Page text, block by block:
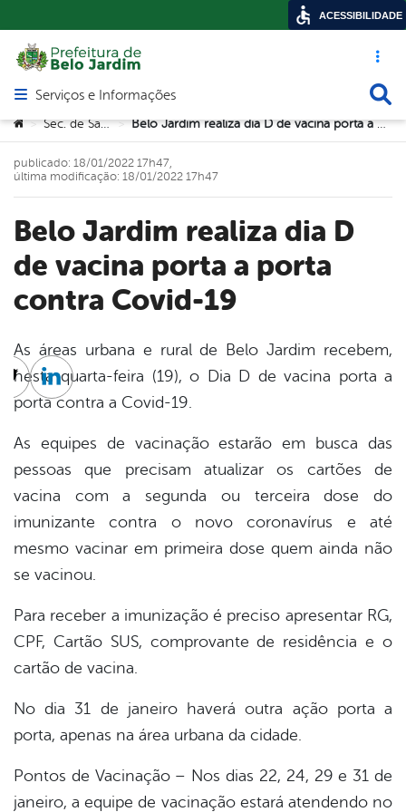
Acesso
Abrir menu principal de navegação
Serviços e Informações
Você está aqui:
> Sec. de Saúde > Belo Jardim realiza dia D de vacina porta a porta contra Covid-19
Belo Jardim realiza dia D
de vacina porta a porta
contra Covid-19
publicado: 18/01/2022 17h47,
última modificação: 18/01/2022 17h47
As áreas urbana e rural de Belo Jardim recebem,
nesta quarta-feira (19), o Dia D de vacina porta a
porta contra a Covid-19.
As equipes de vacinação estarão em busca das
pessoas que precisam atualizar os cartões de
vacina com a segunda ou terceira dose do
imunizante contra o novo coronavírus e até
mesmo vacinar em primeira dose quem ainda não
se vacinou.
Para receber a imunização é preciso apresentar RG,
CPF, Cartão SUS, comprovante de residência e o
cartão de vacina.
No dia 31 de janeiro haverá outra ação porta a
porta, apenas na área urbana da cidade.
Pontos de Vacinação – Nos dias 22, 24, 29 e 31 de
janeiro, a equipe de vacinação estará atendendo no
TwitterLinkedin
ACESSIBILIDADE